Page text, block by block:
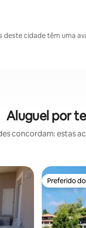
deste cidade têm uma
Aluguel por
concordam: estas
hóspedes Preferido
Preferido